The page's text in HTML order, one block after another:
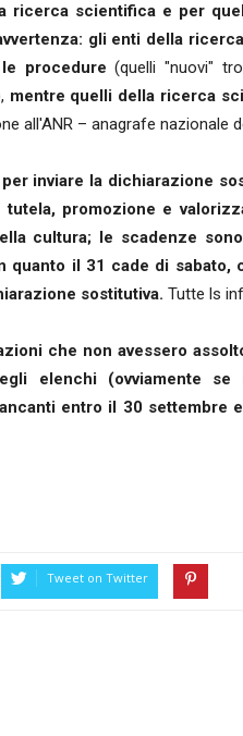
ricerca scientifica e per
gli enti della
procedure (quelli "nuovi"
mentre quelli della ricerca
all'ANR – anagrafe nazionale
inviare la dichiarazione
promozione e
cultura; le scadenze
quanto il 31 cade di sabato,
sostitutiva. Tutte ls
che non avessero
elenchi (ovviamente
entro il 30 settembre
Tweet on Twitter